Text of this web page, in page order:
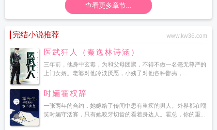
查看更多章节...
完结小说推荐 www.kw36.com
医武狂人（秦逸林诗涵）
三年前，他身中玄毒，为和父母团聚，不得不做一名毫无尊严的
上门女婿。老婆对他冷淡厌恶，小姨子对他各种鄙夷，...
时婳霍权辞
一张两年的合约，她嫁给了传闻中患有重疾的男人。外界都在嘲
笑时婳守活寡，只有她咬牙切齿的看着身边人。霍总，你的重...